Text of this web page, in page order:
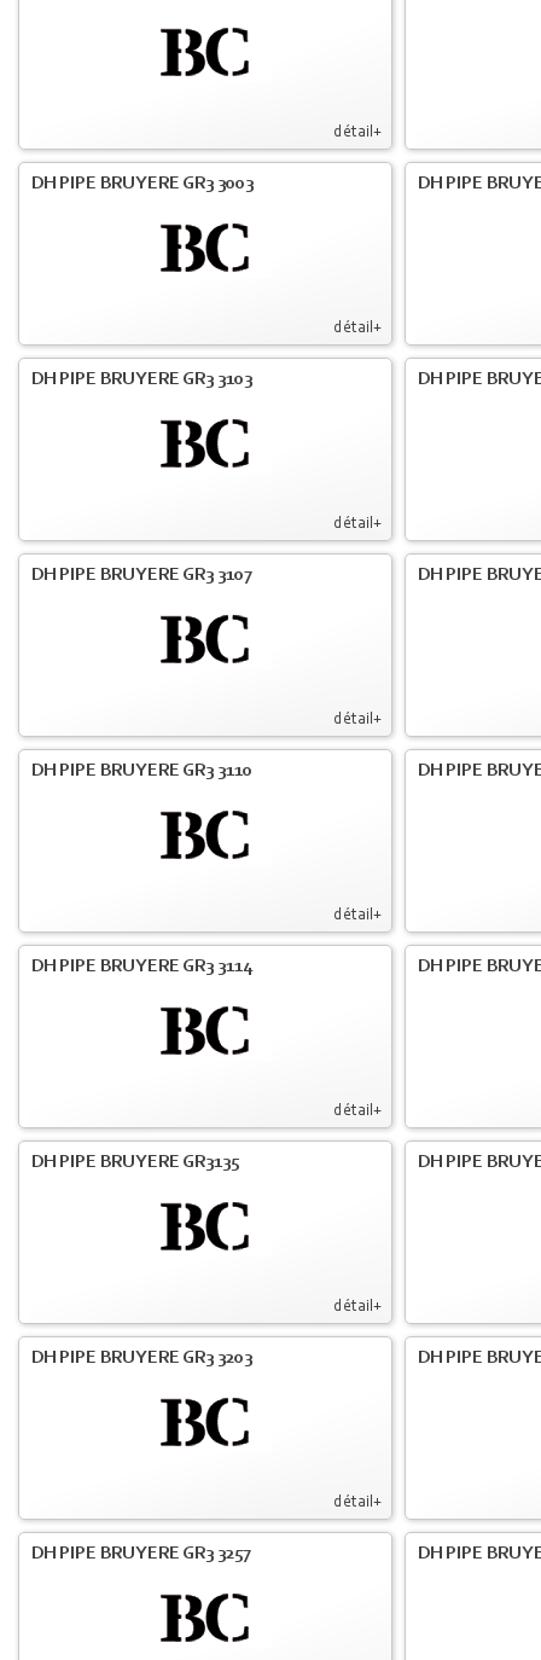
détail+
détail+
DH PIPE BRUYERE GR3 3003 DH PIPE
détail+
DH PIPE BRUYERE GR3 3103 DH PIPE
détail+
DH PIPE BRUYERE GR3 3107 DH PIPE
détail+
DH PIPE BRUYERE GR3 3110 DH PIPE
détail+
DH PIPE BRUYERE GR3 3114 DH PIPE
détail+
DH PIPE BRUYERE GR3135 DH PIPE
détail+
DH PIPE BRUYERE GR3 3203 DH PIPE
DH PIPE BRUYERE GR3 3257 DH PIPE